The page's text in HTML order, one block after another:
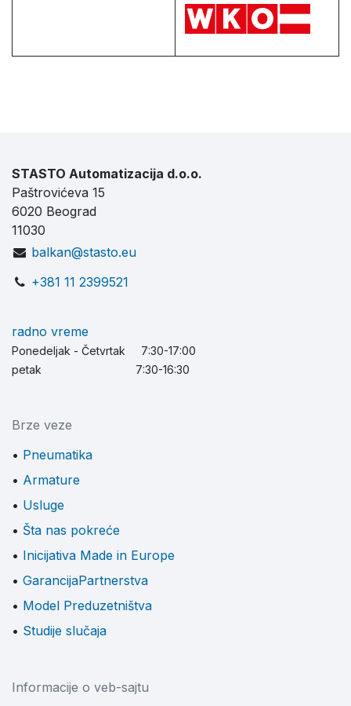
STASTO Automatizacija d.o.o.
Paštrovićeva 15
6020 Beograd
11030
balkan@stasto.eu
+381 11 2399521
radno vreme
Ponedeljak - Četvrtak 7:30-17:00
petak 7:30-16:30
Brze veze
Pneumatika
Armature
Usluge
Šta nas pokreće
Inicijativa Made in Europe
GarancijaPartnerstva
Model Preduzetništva
Studije slučaja
Informacije o veb-sajtu